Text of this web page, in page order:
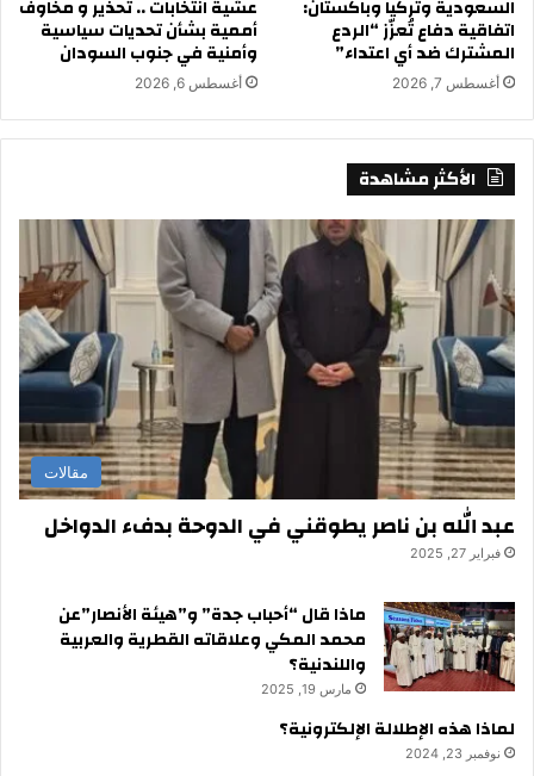
السعودية وتركيا وباكستان:
اتفاقية دفاع تُعزّز “الردع
المشترك ضد أي اعتداء”
أغسطس 7, 2026
عشية انتخابات .. تحذير و مخاوف
أممية بشأن تحديات سياسية
وأمنية في جنوب السودان
أغسطس 6, 2026
الأكثر مشاهدة
مقالات
عبد الله بن ناصر يطوقني في الدوحة بدفء الدواخل
فبراير 27, 2025
ماذا قال “أحباب جدة” و”هيئة الأنصار”عن
محمد المكي وعلاقاته القطرية والعربية
واللندنية؟
مارس 19, 2025
لماذا هذه الإطلالة الإلكترونية؟
نوفمبر 23, 2024